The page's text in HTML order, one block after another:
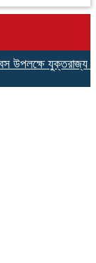
যুক্তরাজ্য